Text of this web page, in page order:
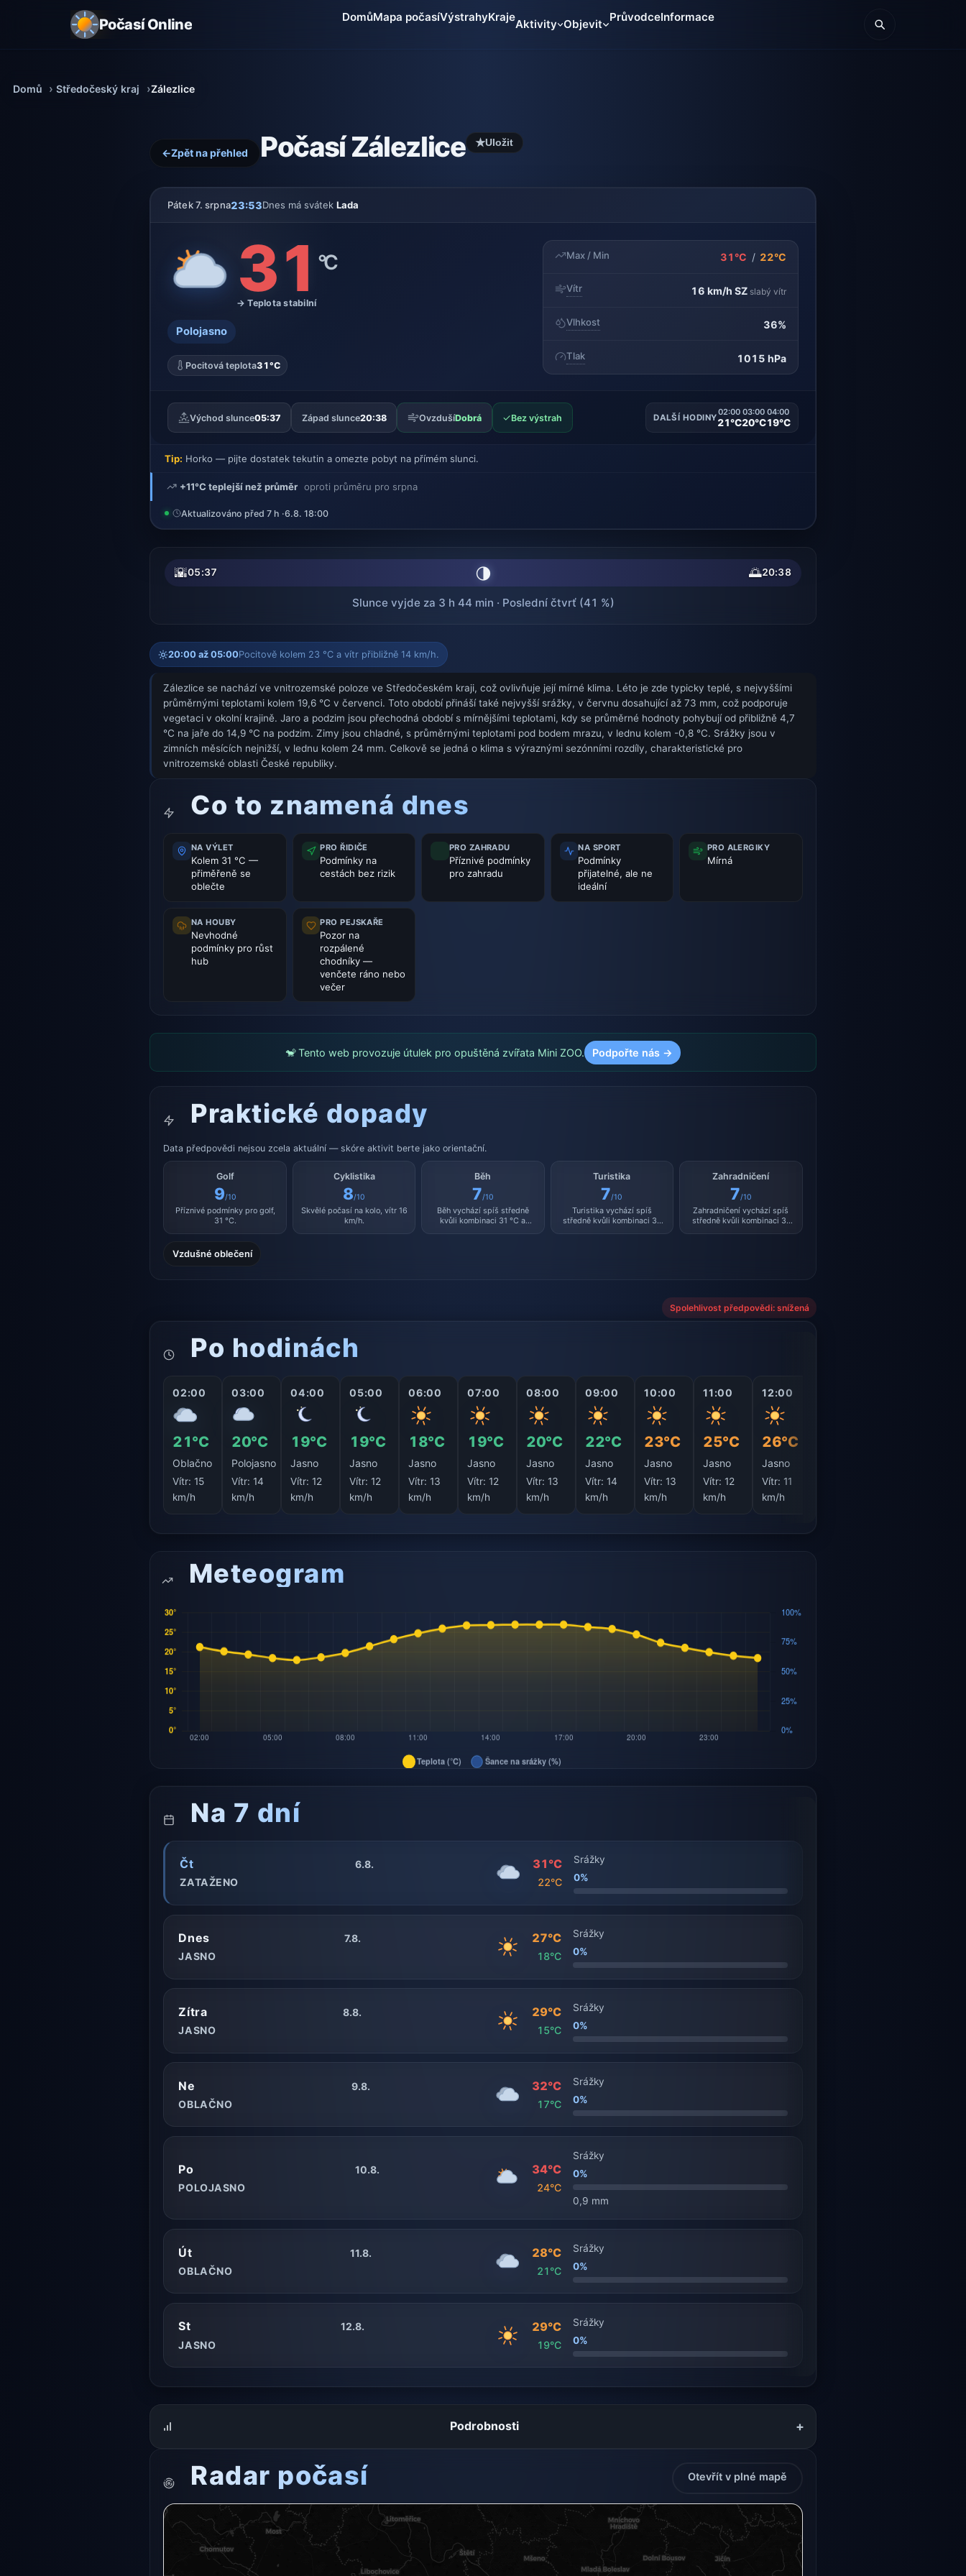
Počasí Online DomůMapa počasíVýstrahyKraje
Aktivity Objevit
PrůvodceInformace
Domů Středočeský kraj Zálezlice
←Zpět na přehled Počasí Zálezlice ★Uložit
Pátek 7. srpna23:53Dnes má svátek Lada
31 °C
→ Teplota stabilní
Polojasno
Pocitová teplota31°C
Max / Min 31°C / 22°C
Vítr 16 km/h SZ slabý vítr
Vlhkost 36%
Tlak 1015 hPa
Východ slunce05:37 Západ slunce20:38 OvzdušíDobrá ✓Bez výstrah DALŠÍ HODINY
02:00
21°C
03:00
20°C
04:00
19°C
Tip: Horko — pijte dostatek tekutin a omezte pobyt na přímém slunci.
+11°C teplejší než průměr oproti průměru pro srpna
Aktualizováno před 7 h ·6.8. 18:00
🌇05:37 🌗 🌅20:38
Slunce vyjde za 3 h 44 min · Poslední čtvrť (41 %)
20:00 až 05:00Pocitově kolem 23 °C a vítr přibližně 14 km/h.
Zálezlice se nachází ve vnitrozemské poloze ve Středočeském kraji, což ovlivňuje její mírné klima. Léto je zde typicky teplé, s nejvyššími
průměrnými teplotami kolem 19,6 °C v červenci. Toto období přináší také nejvyšší srážky, v červnu dosahující až 73 mm, což podporuje
vegetaci v okolní krajině. Jaro a podzim jsou přechodná období s mírnějšími teplotami, kdy se průměrné hodnoty pohybují od přibližně 4,7
°C na jaře do 14,9 °C na podzim. Zimy jsou chladné, s průměrnými teplotami pod bodem mrazu, v lednu kolem -0,8 °C. Srážky jsou v
zimních měsících nejnižší, v lednu kolem 24 mm. Celkově se jedná o klima s výraznými sezónními rozdíly, charakteristické pro
vnitrozemské oblasti České republiky.
Co to znamená dnes
NA VÝLET
Kolem 31 °C —
přiměřeně se
oblečte
PRO ŘIDIČE
Podmínky na
cestách bez rizik
PRO ZAHRADU
Příznivé podmínky
pro zahradu
NA SPORT
Podmínky
přijatelné, ale ne
ideální
PRO ALERGIKY
Mírná
NA HOUBY
Nevhodné
podmínky pro růst
hub
PRO PEJSKAŘE
Pozor na
rozpálené
chodníky —
venčete ráno nebo
večer
🐒 Tento web provozuje útulek pro opuštěná zvířata Mini ZOO. Podpořte nás →
Praktické dopady
Data předpovědi nejsou zcela aktuální — skóre aktivit berte jako orientační.
Golf
9/10
Příznivé podmínky pro golf,
31 °C.
Cyklistika
8/10
Skvělé počasí na kolo, vítr 16
km/h.
Běh
7/10
Běh vychází spíš středně
kvůli kombinaci 31 °C a
Turistika
7/10
Turistika vychází spíš
středně kvůli kombinaci 31
Zahradničení
7/10
Zahradničení vychází spíš
středně kvůli kombinaci 31
Vzdušné oblečení
Spolehlivost předpovědi: snížená
Po hodinách
02:00
21°C
Oblačno
Vítr:15
km/h
03:00
20°C
Polojasno
Vítr:14
km/h
04:00
19°C
Jasno
Vítr:12
km/h
05:00
19°C
Jasno
Vítr:12
km/h
06:00
18°C
Jasno
Vítr:13
km/h
07:00
19°C
Jasno
Vítr:12
km/h
08:00
20°C
Jasno
Vítr:13
km/h
09:00
22°C
Jasno
Vítr:14
km/h
10:00
23°C
Jasno
Vítr:13
km/h
11:00
25°C
Jasno
Vítr:12
km/h
12:00
26°C
Jasno
Vítr: 11
km/h
Meteogram
Na 7 dní
Čt
6.8.
ZATAŽENO
31°C
22°C
Srážky
0%
Dnes
7.8.
JASNO
27°C
18°C
Srážky
0%
Zítra
8.8.
JASNO
29°C
15°C
Srážky
0%
Ne
9.8.
OBLAČNO
32°C
17°C
Srážky
0%
Po
10.8.
POLOJASNO
34°C
24°C
Srážky
0%
0,9 mm
Út
11.8.
OBLAČNO
28°C
21°C
Srážky
0%
St
12.8.
JASNO
29°C
19°C
Srážky
0%
Podrobnosti +
Radar počasí Otevřít v plné mapě
Radarový snímek momentálně není dostupný.